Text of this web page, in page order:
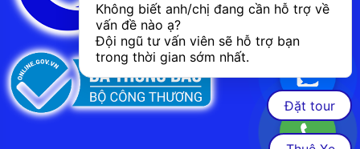
Không biết anh/chị đang cần hỗ trợ về
vấn đề nào ạ?
Đội ngũ tư vấn viên sẽ hỗ trợ bạn
trong thời gian sớm nhất.
Đặt tour